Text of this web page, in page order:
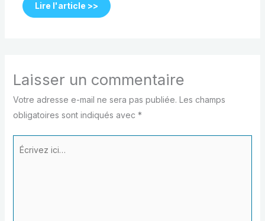
Lire l'article >>
Laisser un commentaire
Votre adresse e-mail ne sera pas publiée. Les champs
obligatoires sont indiqués avec *